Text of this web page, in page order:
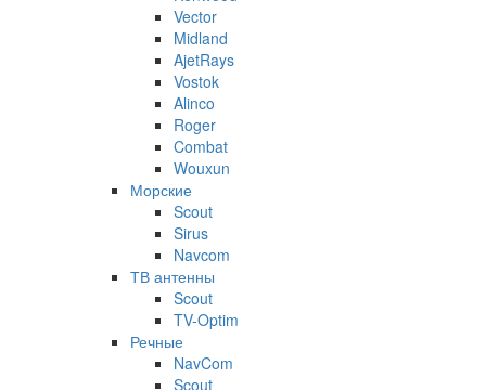
Vector
Midland
AjetRays
Vostok
Alinco
Roger
Combat
Wouxun
Морские
Scout
Sirus
Navcom
ТВ антенны
Scout
TV-Optim
Речные
NavCom
Scout